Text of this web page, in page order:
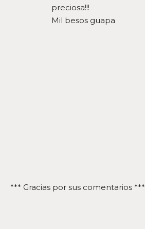
preciosa!!!
Mil besos guapa
*** Gracias por sus comentarios ***